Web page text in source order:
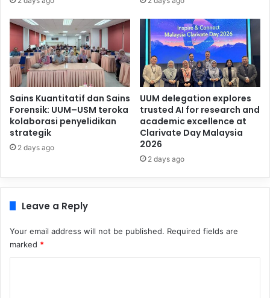
Sains Kuantitatif dan Sains
Forensik: UUM–USM teroka
kolaborasi penyelidikan
strategik
2 days ago
UUM delegation explores
trusted AI for research and
academic excellence at
Clarivate Day Malaysia
2026
2 days ago
Leave a Reply
Your email address will not be published. Required fields are
marked *